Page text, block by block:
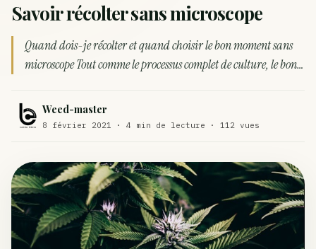
Une nouvelle étude montre que la vaporisation du
ACTU
La recette du Space Cake
Comment éviter un joint de partir en cuillère WEED
Étude : L’extrait de cannabis, un traitement efficace
contre les maux de dos…
ACTU
Un fabricant polonais de textiles à base de chanvre
Savoir récolter sans microscope
Quand dois-je récolter et quand choisir le bon moment sans
microscope Tout comme le processus complet de culture, le bon…
Weed-master
8 février 2021 · 4 min de lecture · 112 vues